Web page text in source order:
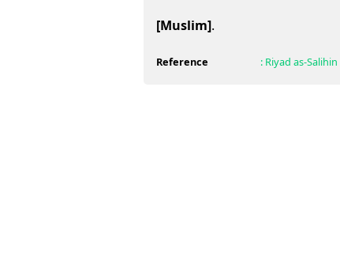
[Muslim].
Reference : Riyad as-Salihin